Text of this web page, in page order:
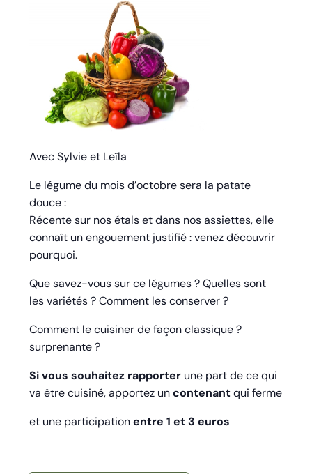
Avec Sylvie et Leïla
Le légume du mois d’octobre sera la patate
douce :
Récente sur nos étals et dans nos assiettes, elle
connaît un engouement justifié : venez découvrir
pourquoi.
Que savez-vous sur ce légumes ? Quelles sont
les variétés ? Comment les conserver ?
Comment le cuisiner de façon classique ?
surprenante ?
Si vous souhaitez rapporter une part de ce qui
va être cuisiné, apportez uncontenantqui ferme
et une participationentre 1 et 3 euros